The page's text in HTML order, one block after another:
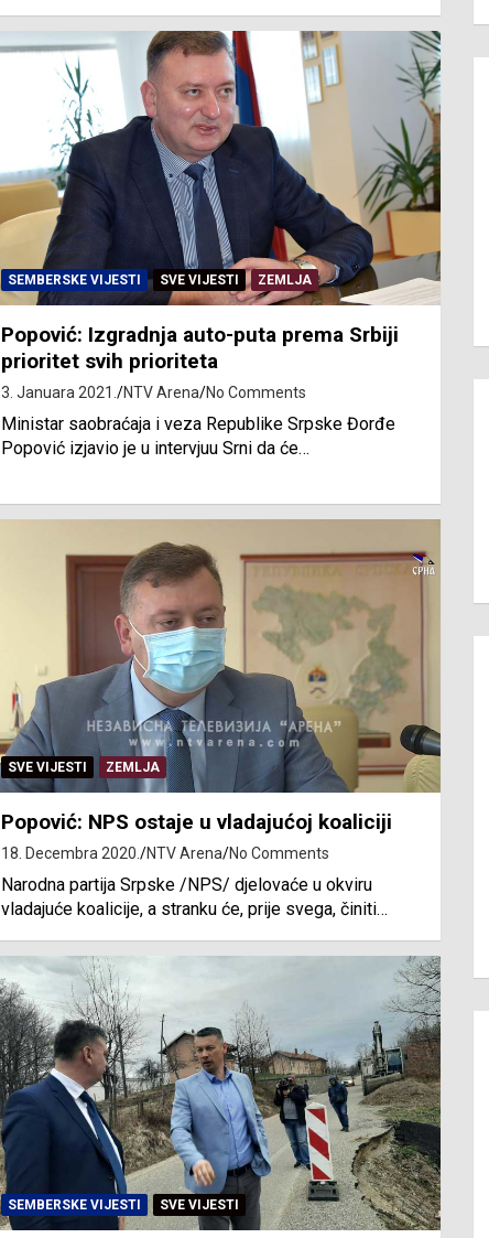
SEMBERSKE VIJESTI SVE VIJESTI ZEMLJA
Popović: Izgradnja auto-puta prema Srbiji
prioritet svih prioriteta
3. Januara 2021. NTV Arena No Comments
Ministar saobraćaja i veza Republike Srpske Đorđe
Popović izjavio je u intervjuu Srni da će…
SVE VIJESTI ZEMLJA
Popović: NPS ostaje u vladajućoj koaliciji
18. Decembra 2020. NTV Arena No Comments
Narodna partija Srpske /NPS/ djelovaće u okviru
vladajuće koalicije, a stranku će, prije svega, činiti…
SEMBERSKE VIJESTI SVE VIJESTI